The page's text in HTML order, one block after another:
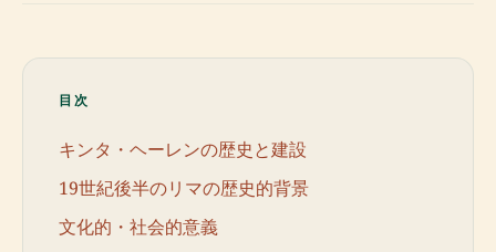
目次
キンタ・ヘーレンの歴史と建設
19世紀後半のリマの歴史的背景
文化的・社会的意義